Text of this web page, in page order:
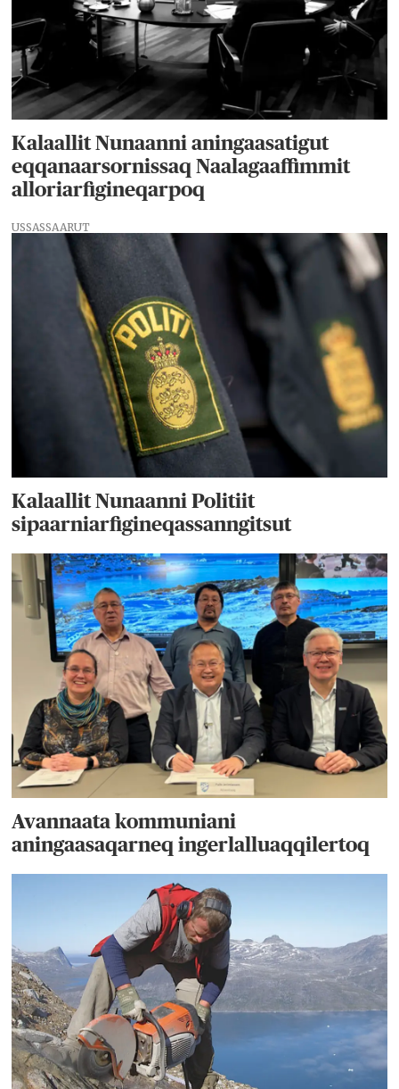
Kalaallit Nunaanni aningaasatigut
eqqanaarsornissaq Naalagaaffimmit
alloriarfigineqarpoq
USSASSAARUT
Kalaallit Nunaanni Politiit
sipaarniarfigineqassanngitsut
Avannaata kommuniani
aningaasaqarneq ingerlalluaqqilertoq